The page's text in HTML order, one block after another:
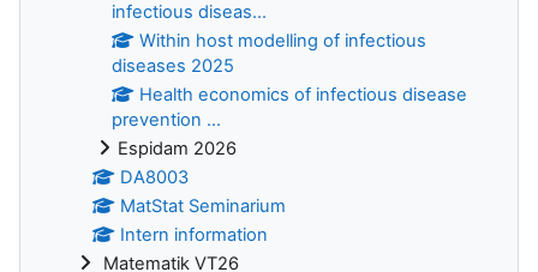
infectious diseas...
Within host modelling of infectious
diseases 2025
Health economics of infectious disease
prevention ...
Espidam 2026
DA8003
MatStat Seminarium
Intern information
Matematik VT26